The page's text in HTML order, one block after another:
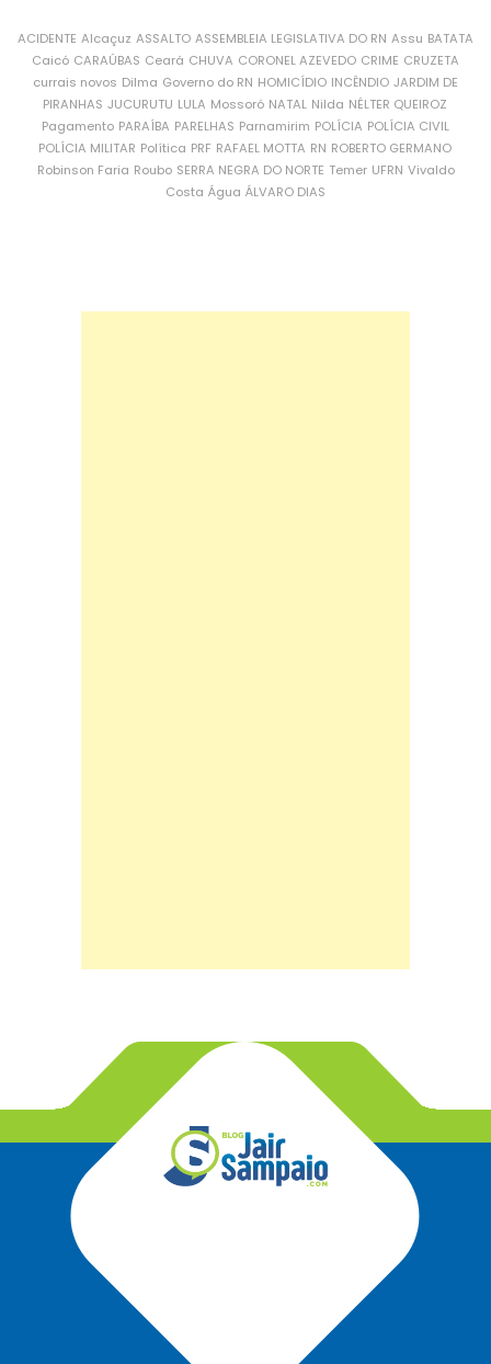
ACIDENTE Alcaçuz ASSALTO ASSEMBLEIA LEGISLATIVA DO RN Assu BATATA
Caicó CARAÚBAS Ceará CHUVA CORONEL AZEVEDO CRIME CRUZETA
currais novos Dilma Governo do RN HOMICÍDIO INCÊNDIO JARDIM DE
PIRANHAS JUCURUTU LULA Mossoró NATAL Nilda NÉLTER QUEIROZ
Pagamento PARAÍBA PARELHAS Parnamirim POLÍCIA POLÍCIA CIVIL
POLÍCIA MILITAR Política PRF RAFAEL MOTTA RN ROBERTO GERMANO
Robinson Faria Roubo SERRA NEGRA DO NORTE Temer UFRN Vivaldo
Costa Água ÁLVARO DIAS